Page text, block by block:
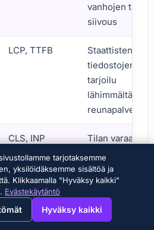
in English?
kriteerit:
vanhojen
siivous
LCP, TTFB
Staattisten
tiedostojen
tarjoilu
lähimmältä
CLS, INP
Tilan
rajoitettu
fonttileikkaus
tarjotaksemme
yksilöidäksemme sisältöä ja
Klikkaamalla "Hyväksy kaikki"
Evästekäytäntö
Hyväksy kaikki